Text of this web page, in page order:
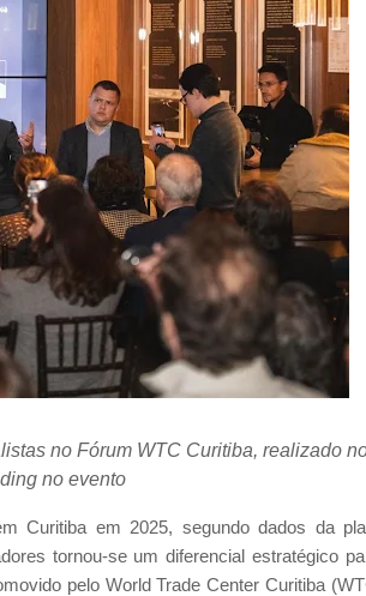
no Fórum WTC Curitiba, realizado
no evento
Curitiba em 2025, segundo dados da
tornou-se um diferencial estratégico
pelo World Trade Center Curitiba